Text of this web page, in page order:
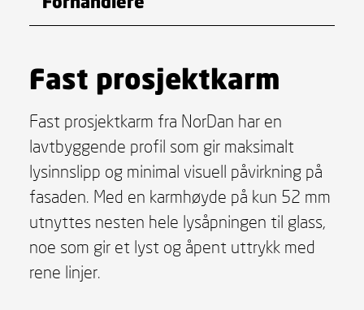
Fast prosjektkarm
Fast prosjektkarm fra NorDan har en
lavtbyggende profil som gir maksimalt
lysinnslipp og minimal visuell påvirkning på
fasaden. Med en karmhøyde på kun 52 mm
utnyttes nesten hele lysåpningen til glass,
noe som gir et lyst og åpent uttrykk med
rene linjer.